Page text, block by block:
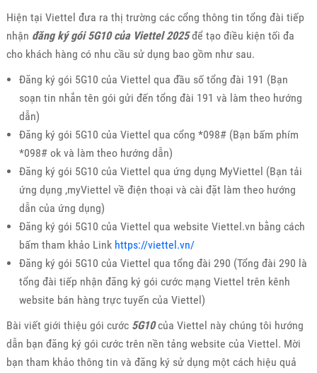
Hiện tại Viettel đưa ra thị trường các cổng thông tin tổng đài tiếp
nhận đăng ký gói 5G10 của Viettel 2025để tạo điều kiện tối đa
cho khách hàng có nhu cầu sử dụng bao gồm như sau.
Đăng ký gói 5G10 của Viettel qua đầu số tổng đài 191 (Bạn
soạn tin nhắn tên gói gửi đến tổng đài 191 và làm theo hướng
dẫn)
Đăng ký gói 5G10 của Viettel qua cổng *098# (Bạn bấm phím
*098# ok và làm theo hướng dẫn)
Đăng ký gói 5G10 của Viettel qua ứng dụng MyViettel (Bạn tải
ứng dụng ,myViettel về điện thoại và cài đặt làm theo hướng
dẫn của ứng dụng)
Đăng ký gói 5G10 của Viettel qua website Viettel.vn bằng cách
bấm tham khảo Link https://viettel.vn/
Đăng ký gói 5G10 của Viettel qua tổng đài 290 (Tổng đài 290 là
tổng đài tiếp nhận đăng ký gói cước mạng Viettel trên kênh
website bán hàng trực tuyến của Viettel)
Bài viết giới thiệu gói cước 5G10của Viettel này chúng tôi hướng
dẫn bạn đăng ký gói cước trên nền tảng website của Viettel. Mời
bạn tham khảo thông tin và đăng ký sử dụng một cách hiệu quả